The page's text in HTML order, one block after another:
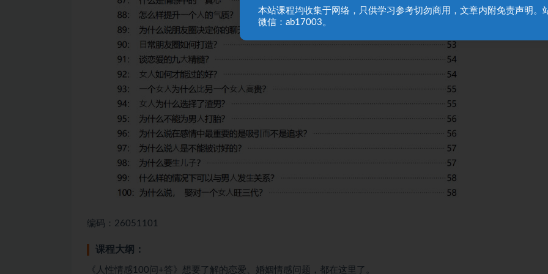
编码：26051101
课程大纲：
《人性情感100问+答》想要了解的恋爱、婚姻情感问题，都在这里了。
本站课程均收集于网络，只供学习参考切勿商用，文章内附免责声明。
微信：ab17003。